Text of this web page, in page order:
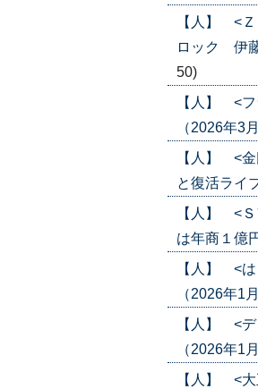
【人】 <
ロック 伊
50)
【人】 <
（2026年3
【人】 <
と復活ライ
【人】 <
は年商１億
【人】 <
（2026年1
【人】 <
（2026年1
【人】 <